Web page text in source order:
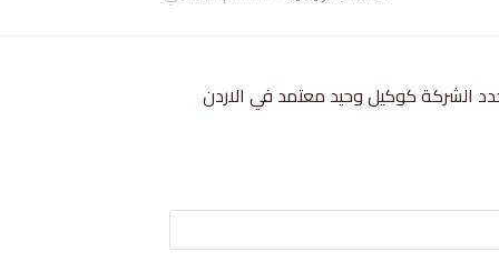
الشركة كوكيل وحيد معتمد في الاردن